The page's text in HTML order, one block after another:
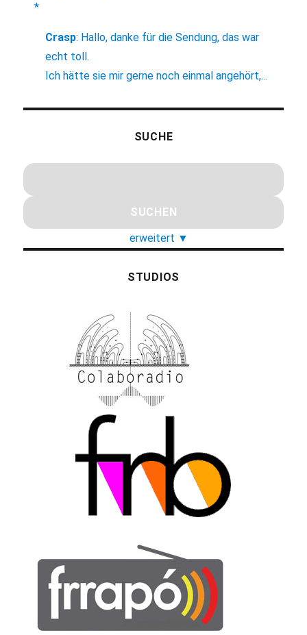
*
Crasp: Hallo, danke für die Sendung, das war
echt toll.
Ich hätte sie mir gerne noch einmal angehört,...
SUCHE
erweitert ▼
STUDIOS